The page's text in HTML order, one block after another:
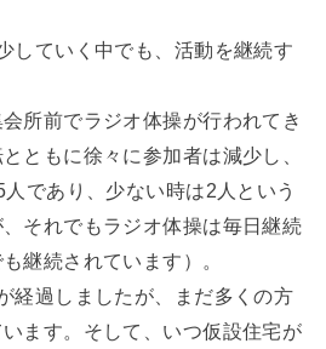
していく中でも、活動を継続す
所前でラジオ体操が行われてき
ともに徐々に参加者は減少し、
であり、少ない時は2人という
それでもラジオ体操は毎日継続
継続されています）。
経過しましたが、まだ多くの方
ます。そして、いつ仮設住宅が